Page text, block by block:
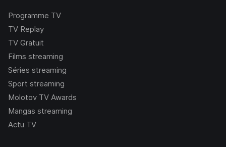
Programme TV
TV Replay
TV Gratuit
Films streaming
Séries streaming
Sport streaming
Molotov TV Awards
Mangas streaming
Actu TV